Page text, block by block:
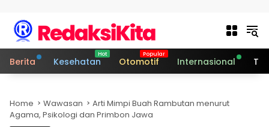
Berita Kesehatan Otomotif Internasional
Home Wawasan
Arti Mimpi Buah Rambutan menurut
Agama, Psikologi dan Primbon Jawa